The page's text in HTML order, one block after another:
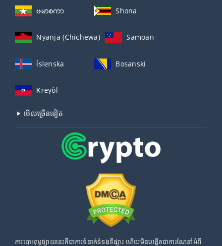
ဗမာစကာ Shona
Nyanja (Chichewa) Samoan
Íslenska Bosanski
Kreyòl
មើល​ច្រើន​ទៀត
ការបោះពុម្ភផ្សាយនេះគឺជាការទំនាក់ទំនងទីផ្សារ ហើយមិនបង្កើតជាការណែនាំអំពី